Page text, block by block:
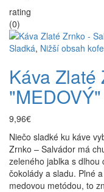
rating
(0)
Sladká, Nižší obsah
Káva Zlaté
9,96€
Niečo sladké ku káve
Zrnko – Salvádor má
zeleného jablka s
čokolády a sladu. Plné
medovou metódou, to